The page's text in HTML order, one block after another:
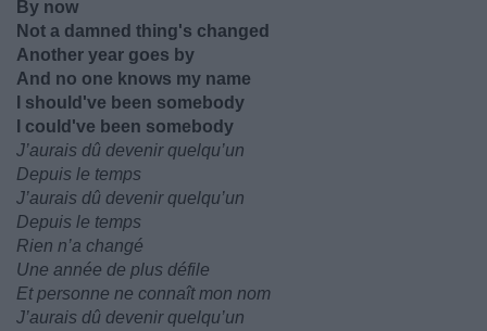
By now
Not a damned thing's changed
Another year goes by
And no one knows my name
I should've been somebody
I could've been somebody
J’aurais dû devenir quelqu’un
Depuis le temps
J’aurais dû devenir quelqu’un
Depuis le temps
Rien n’a changé
Une année de plus défile
Et personne ne connaît mon nom
J’aurais dû devenir quelqu’un